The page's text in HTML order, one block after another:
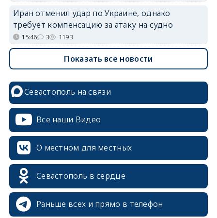
Иран отменил удар по Украине, однако
требует компенсацию за атаку на судно
15:46 3 1193
Показать все новости
Севастополь на связи
Все наши Видео
О местном для местных
Севастополь в сердце
Раньше всех и прямо в телефон